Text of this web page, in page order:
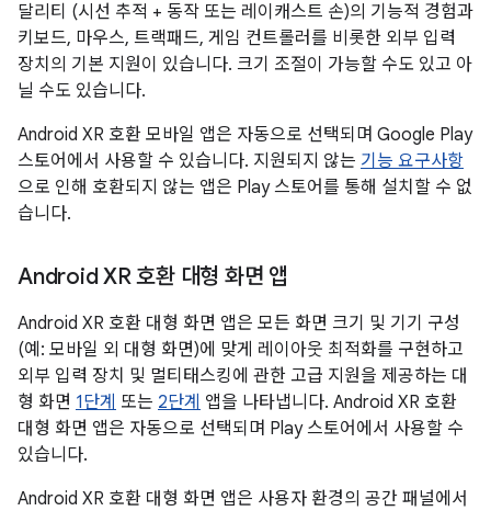
달리티 (시선 추적 + 동작 또는 레이캐스트 손)의 기능적 경험과
키보드, 마우스, 트랙패드, 게임 컨트롤러를 비롯한 외부 입력
장치의 기본 지원이 있습니다. 크기 조절이 가능할 수도 있고 아
닐 수도 있습니다.
Android XR 호환 모바일 앱은 자동으로 선택되며 Google Play
스토어에서 사용할 수 있습니다. 지원되지 않는 기능 요구사항
으로 인해 호환되지 않는 앱은 Play 스토어를 통해 설치할 수 없
습니다.
Android XR 호환 대형 화면 앱
Android XR 호환 대형 화면 앱은 모든 화면 크기 및 기기 구성
(예: 모바일 외 대형 화면)에 맞게 레이아웃 최적화를 구현하고
외부 입력 장치 및 멀티태스킹에 관한 고급 지원을 제공하는 대
형 화면 1단계 또는 2단계 앱을 나타냅니다. Android XR 호환
대형 화면 앱은 자동으로 선택되며 Play 스토어에서 사용할 수
있습니다.
Android XR 호환 대형 화면 앱은 사용자 환경의 공간 패널에서